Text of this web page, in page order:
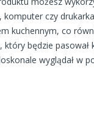
czy
kuchennym, co
będzie pasował
wyglądał w